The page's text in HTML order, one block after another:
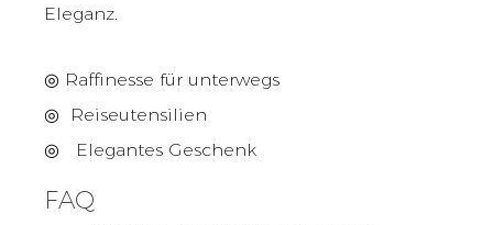
Eleganz.
◎ Raffinesse für unterwegs
◎
Reiseutensilien
◎
Elegantes Geschenk
FAQ